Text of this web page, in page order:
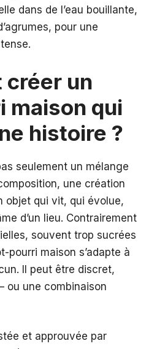
dans de l’eau bouillante,
pour une
créer un
maison qui
histoire ?
seulement un mélange
une création
objet qui vit, qui évolue,
d’un lieu. Contrairement
souvent trop sucrées
pourri maison s’adapte à
Il peut être discret,
ou une combinaison
et approuvée par